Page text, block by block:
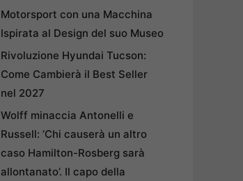
Motorsport con una Macchina
Ispirata al Design del suo Museo
Rivoluzione Hyundai Tucson:
Come Cambierà il Best Seller
nel 2027
Wolff minaccia Antonelli e
Russell: ‘Chi causerà un altro
caso Hamilton-Rosberg sarà
allontanato’. Il capo della